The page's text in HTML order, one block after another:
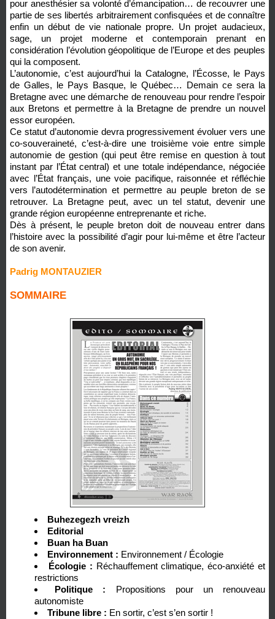
pour anesthésier sa volonté d’émancipation… de recouvrer une
partie de ses libertés arbitrairement confisquées et de connaître
enfin un début de vie nationale propre. Un projet audacieux,
sage, un projet moderne et contemporain prenant en
considération l’évolution géopolitique de l’Europe et des peuples
qui la composent.
L’autonomie, c’est aujourd’hui la Catalogne, l’Écosse, le Pays
de Galles, le Pays Basque, le Québec… Demain ce sera la
Bretagne avec une démarche de renouveau pour rendre l’espoir
aux Bretons et permettre à la Bretagne de prendre un nouvel
essor européen.
Ce statut d’autonomie devra progressivement évoluer vers une
co-souveraineté, c’est-à-dire une troisième voie entre simple
autonomie de gestion (qui peut être remise en question à tout
instant par l’État central) et une totale indépendance, négociée
avec l’État français, une voie pacifique, raisonnée et réfléchie
vers l’autodétermination et permettre au peuple breton de se
retrouver. La Bretagne peut, avec un tel statut, devenir une
grande région européenne entreprenante et riche.
Dès à présent, le peuple breton doit de nouveau entrer dans
l’histoire avec la possibilité d’agir pour lui-même et être l’acteur
de son avenir.
Padrig MONTAUZIER
SOMMAIRE
Buhezegezh vreizh
Editorial
Buan ha Buan
Environnement : Environnement / Écologie
Écologie : Réchauffement climatique, éco-anxiété et
restrictions
Politique : Propositions pour un renouveau
autonomiste
Tribune libre : En sortir, c’est s’en sortir !